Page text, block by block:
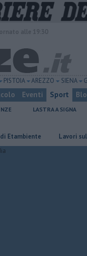
PISTOIA AREZZO SIENA
Eventi Sport
LASTRA A SIGNA
Lavori sulla